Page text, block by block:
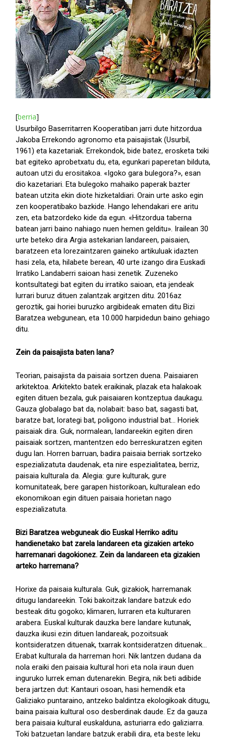
[berria]
Usurbilgo Baserritarren Kooperatiban jarri dute hitzordua
Jakoba Errekondo agronomo eta paisajistak (Usurbil,
1961) eta kazetariak. Errekondok, bide batez, erosketa txiki
bat egiteko aprobetxatu du, eta, egunkari paperetan bilduta,
autoan utzi du erositakoa. «Igoko gara bulegora?», esan
dio kazetariari. Eta bulegoko mahaiko paperak bazter
batean utzita ekin diote hizketaldiari. Orain urte asko egin
zen kooperatibako bazkide. Hango lehendakari ere aritu
zen, eta batzordeko kide da egun. «Hitzordua taberna
batean jarri baino nahiago nuen hemen gelditu». Irailean 30
urte beteko dira Argia astekarian landareen, paisaien,
baratzeen eta lorezaintzaren gaineko artikuluak idazten
hasi zela, eta, hilabete berean, 40 urte izango dira Euskadi
Irratiko Landaberri saioan hasi zenetik. Zuzeneko
kontsultategi bat egiten du irratiko saioan, eta jendeak
lurrari buruz dituen zalantzak argitzen ditu. 2016az
geroztik, gai horiei buruzko argibideak ematen ditu Bizi
Baratzea webgunean, eta 10.000 harpidedun baino gehiago
ditu.
Zein da paisajista baten lana?
Teorian, paisajista da paisaia sortzen duena. Paisaiaren
arkitektoa. Arkitekto batek eraikinak, plazak eta halakoak
egiten dituen bezala, guk paisaiaren kontzeptua daukagu.
Gauza globalago bat da, nolabait: baso bat, sagasti bat,
baratze bat, lorategi bat, poligono industrial bat... Horiek
paisaiak dira. Guk, normalean, landareekin egiten diren
paisaiak sortzen, mantentzen edo berreskuratzen egiten
dugu lan. Horren barruan, badira paisaia berriak sortzeko
espezializatuta daudenak, eta nire espezialitatea, berriz,
paisaia kulturala da. Alegia: gure kulturak, gure
komunitateak, bere garapen historikoan, kulturalean edo
ekonomikoan egin dituen paisaia horietan nago
espezializatuta.
Bizi Baratzea webguneak dio Euskal Herriko aditu
handienetako bat zarela landareen eta gizakien arteko
harremanari dagokionez. Zein da landareen eta gizakien
arteko harremana?
Horixe da paisaia kulturala. Guk, gizakiok, harremanak
ditugu landareekin. Toki bakoitzak landare batzuk edo
besteak ditu gogoko; klimaren, lurraren eta kulturaren
arabera. Euskal kulturak dauzka bere landare kutunak,
dauzka ikusi ezin dituen landareak, pozoitsuak
kontsideratzen dituenak, txarrak kontsideratzen dituenak...
Erabat kulturala da harreman hori. Nik lantzen dudana da
nola eraiki den paisaia kultural hori eta nola iraun duen
inguruko lurrek eman dutenarekin. Begira, nik beti adibide
bera jartzen dut: Kantauri osoan, hasi hemendik eta
Galiziako puntaraino, antzeko baldintza ekologikoak ditugu,
baina paisaia kultural oso desberdinak daude. Ez da gauza
bera paisaia kultural euskalduna, asturiarra edo galiziarra.
Toki batzuetan landare batzuk erabili dira, eta beste leku